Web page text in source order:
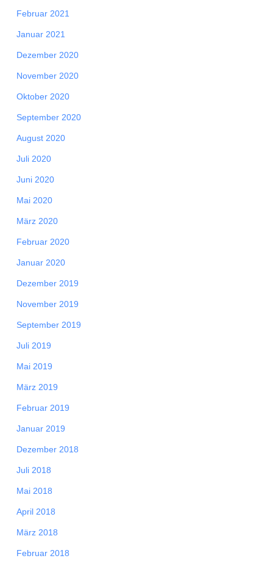
Februar 2021
Januar 2021
Dezember 2020
November 2020
Oktober 2020
September 2020
August 2020
Juli 2020
Juni 2020
Mai 2020
März 2020
Februar 2020
Januar 2020
Dezember 2019
November 2019
September 2019
Juli 2019
Mai 2019
März 2019
Februar 2019
Januar 2019
Dezember 2018
Juli 2018
Mai 2018
April 2018
März 2018
Februar 2018